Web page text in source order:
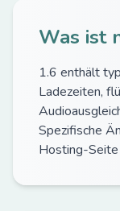
Was ist
1.6 enthält
Ladezeiten,
Spezifische
Hosting-Seite